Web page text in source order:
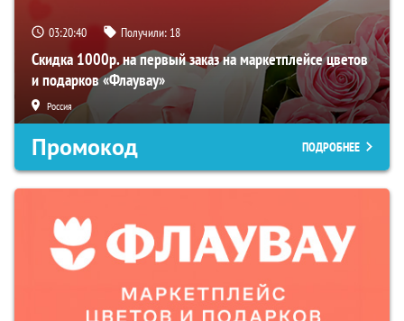
03:20:39 Получили: 18
Скидка 1000р. на первый заказ на маркетплейсе цветов
и подарков «Флаувау»
Россия
Промокод ПОДРОБНЕЕ